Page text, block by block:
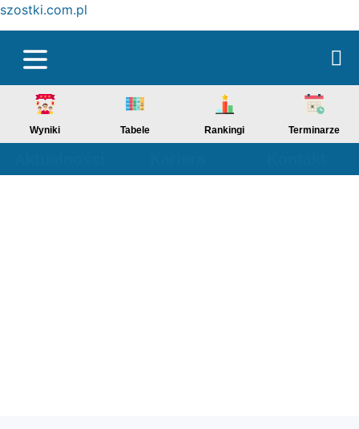
szostki.com.pl
Wyniki Tabele Rankingi Terminarze